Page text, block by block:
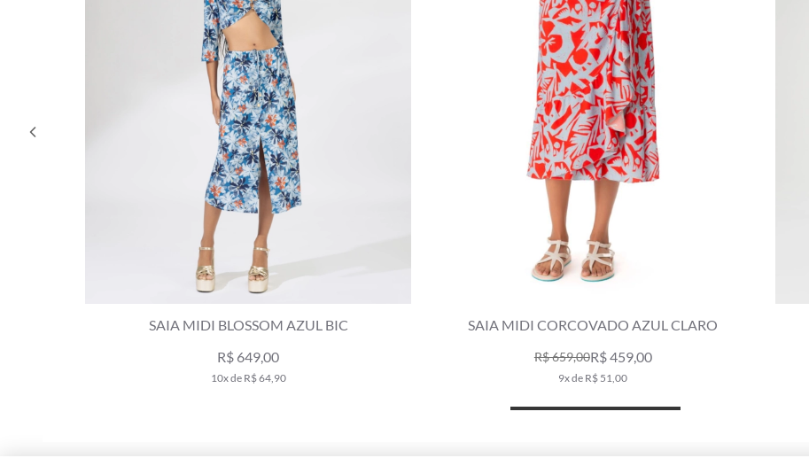
SAIA MIDI CORCOVADO AZUL CLARO
R$ 659,00R$ 459,00
9x de R$ 51,00
SAIA MIDI LINEN PRINT AZUL BIC
R$ 589,00
10x de R$ 58,90